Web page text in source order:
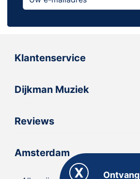
Klantenservice
Dijkman Muziek
Reviews
Amsterdam